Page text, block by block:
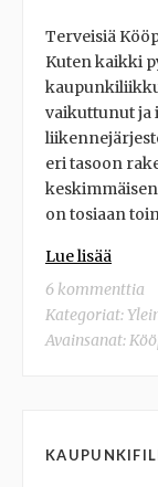
Terveisiä
Kuten kaikki
vaikuttunut ja
eri tasoon
on tosiaan
Lue lisää
6 kommenttia
Kategoriat:
Avainsanat: